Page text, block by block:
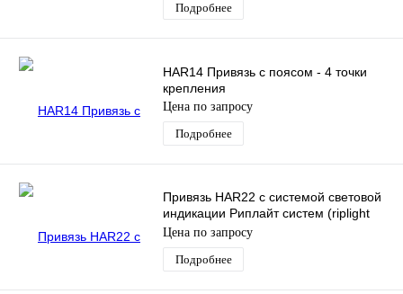
Подробнее
HAR14 Привязь с поясом - 4 точки
крепления
Цена по запросу
Подробнее
Привязь HAR22 с системой световой
индикации Риплайт систем (riplight
system II) - 2 точки крепления
Цена по запросу
Подробнее